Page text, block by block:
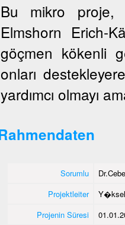
Bu mikro proje,
Elmshorn Erich-
göçmen kökenli
onları
yardımcı olmayı
Sorumlu
Projektleiter
Projenin Süresi